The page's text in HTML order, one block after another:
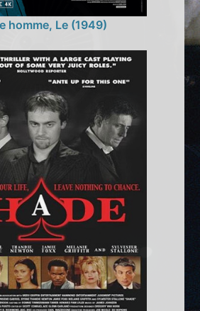
homme, Le (1949)